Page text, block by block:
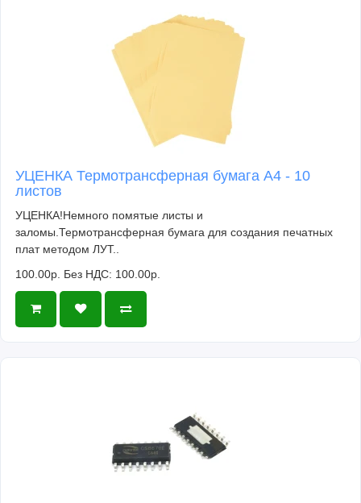
УЦЕНКА Термотрансферная бумага А4 - 10
листов
УЦЕНКА!Немного помятые листы и
заломы.Термотрансферная бумага для создания печатных
плат методом ЛУТ..
100.00р. Без НДС: 100.00р.